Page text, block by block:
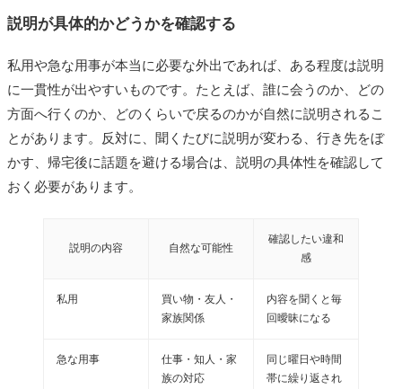
説明が具体的かどうかを確認する
私用や急な用事が本当に必要な外出であれば、ある程度は説明
に一貫性が出やすいものです。たとえば、誰に会うのか、どの
方面へ行くのか、どのくらいで戻るのかが自然に説明されるこ
とがあります。反対に、聞くたびに説明が変わる、行き先をぼ
かす、帰宅後に話題を避ける場合は、説明の具体性を確認して
おく必要があります。
説明の内容 自然な可能性
確認したい違和
感
私用
買い物・友人・
家族関係
内容を聞くと毎
回曖昧になる
急な用事
仕事・知人・家
族の対応
同じ曜日や時間
帯に繰り返され